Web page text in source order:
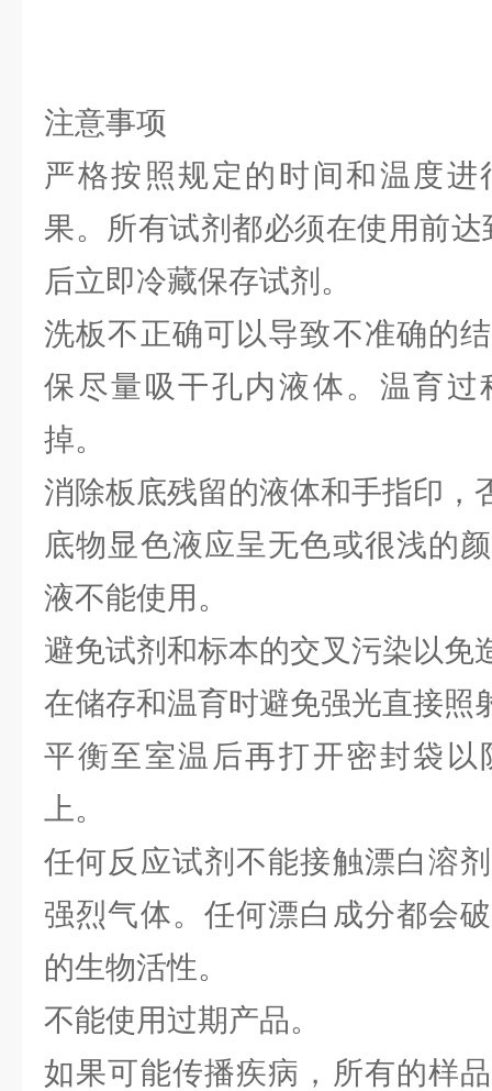
注意事项
严格按照规定的时间和温度
果。所有试剂都必须在使用前
后立即冷藏保存试剂。
洗板不正确可以导致不准确的
保尽量吸干孔内液体。温育过
掉。
消除板底残留的液体和手指印，
底物显色液应呈无色或很浅的
液不能使用。
避免试剂和标本的交叉污染以免
在储存和温育时避免强光直接照
平衡至室温后再打开密封袋以
上。
任何反应试剂不能接触漂白溶
强烈气体。任何漂白成分都会
的生物活性。
不能使用过期产品。
如果可能传播疾病，所有的样